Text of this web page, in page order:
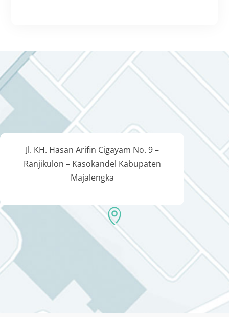
Jl. KH. Hasan Arifin Cigayam No. 9 –
Ranjikulon – Kasokandel Kabupaten
Majalengka